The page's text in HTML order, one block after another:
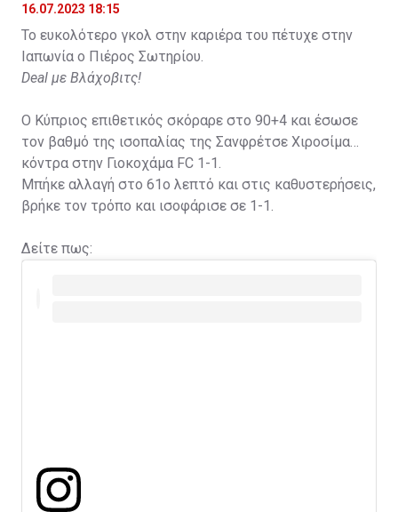
16.07.2023 18:15
Το ευκολότερο γκολ στην καριέρα του πέτυχε στην
Ιαπωνία ο Πιέρος Σωτηρίου.
Deal με Βλάχοβιτς!
Ο Κύπριος επιθετικός σκόραρε στο 90+4 και έσωσε
τον βαθμό της ισοπαλίας της Σανφρέτσε Χιροσίμα
κόντρα στην Γιοκοχάμα FC 1-1.
Μπήκε αλλαγή στο 61ο λεπτό και στις καθυστερήσεις,
βρήκε τον τρόπο και ισοφάρισε σε 1-1.
Δείτε πως: